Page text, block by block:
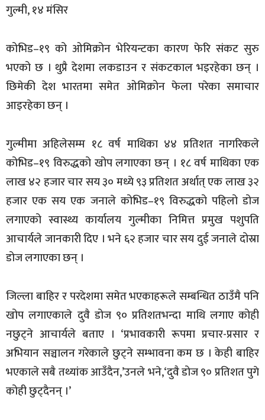
गुल्मी, १४ मंसिर
कोभिड–१९ को ओमिक्रोन भेरियन्टका कारण फेरि संकट सुरु
भएको छ । थुप्रै देशमा लकडाउन र संकटकाल भइरहेका छन् ।
छिमेकी देश भारतमा समेत ओमिक्रोन फेला परेका समाचार
आइरहेका छन् ।
गुल्मीमा अहिलेसम्म १८ वर्ष माथिका ४४ प्रतिशत नागरिकले
कोभिड–१९ विरुद्धको खोप लगाएका छन् । १८ वर्ष माथिका एक
लाख ४२ हजार चार सय ३० मध्ये ९३ प्रतिशत अर्थात् एक लाख ३२
हजार एक सय एक जनाले कोभिड–१९ विरुद्धको पहिलो डोज
लगाएको स्वास्थ्य कार्यालय गुल्मीका निमित्त प्रमुख पशुपति
आचार्यले जानकारी दिए । भने ६२ हजार चार सय दुई जनाले दोस्रा
डोज लगाएका छन् ।
जिल्ला बाहिर र परदेशमा समेत भएकाहरूले सम्बन्धित ठाउँमै पनि
खोप लगाएकाले दुवै डोज ९० प्रतिशतभन्दा माथि लगाए कोही
नछुट्ने आचार्यले बताए । ‘प्रभावकारी रूपमा प्रचार-प्रसार र
अभियान सञ्चालन गरेकाले छुट्ने सम्भावना कम छ । केही बाहिर
भएकाले सबै तथ्यांक आउँदैन,’उनले भने,‘दुवै डोज ९० प्रतिशत पुगे
कोही छुट्दैनन् ।’